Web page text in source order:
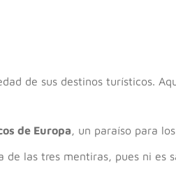
de sus destinos turísticos.
de Europa, un paraíso para
de las tres mentiras, pues ni es